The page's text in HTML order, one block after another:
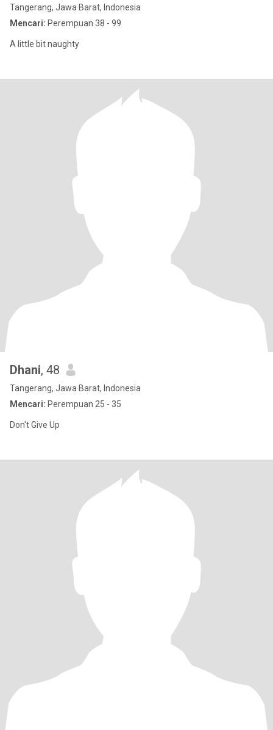
Tangerang, Jawa Barat, Indonesia
Mencari: Perempuan 38 - 99
A little bit naughty
Dhani, 48
Tangerang, Jawa Barat, Indonesia
Mencari: Perempuan 25 - 35
Don't Give Up